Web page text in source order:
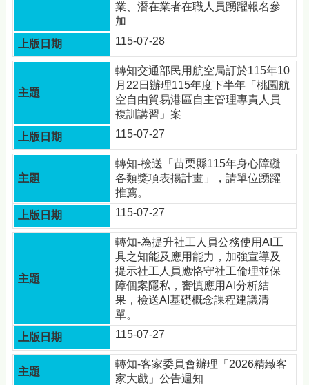
業、潛在業者在職人員踴躍報名參
加
115-07-28
轉知交通部民用航空局訂於115年10
月22日辦理115年度下半年「桃園航
空自由貿易港區自主管理專責人員
複訓講習」案
115-07-27
轉知-檢送「苗栗縣115年身心障礙
各類獎項表揚計畫」，請單位踴躍
推薦。
115-07-27
轉知-為提升社工人員公務使用AI工
具之知能及應用能力，加強宣導及
提示社工人員應恪守社工倫理並保
障個案隱私，審慎應用AI分析結
果，檢送AI基礎概念課程建議清
單。
115-07-27
轉知-客家委員會辦理「2026精緻客
家大戲」公告週知